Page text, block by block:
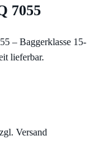
7055
– Baggerklasse 15-
lieferbar.
Versand